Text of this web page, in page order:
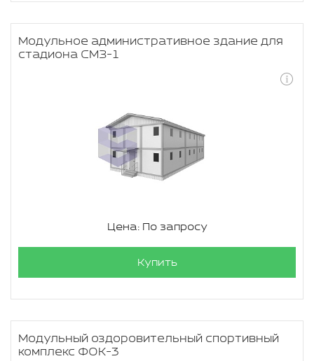
Модульное административное здание для
стадиона СМЗ-1
Цена: По запросу
Купить
Модульный оздоровительный спортивный
комплекс ФОК-3